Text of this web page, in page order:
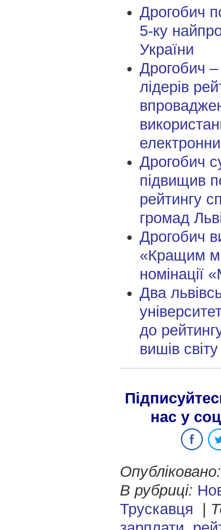
Дрогобич
5-ку
України
Дрогобич
лідерів
Дрогобич
підвищив
рейтингу
громад
Дрогобич
«Кращим
номінації
Два
до
вишів світу
нас у
Опубліковано:
В рубриці:
Трускавця